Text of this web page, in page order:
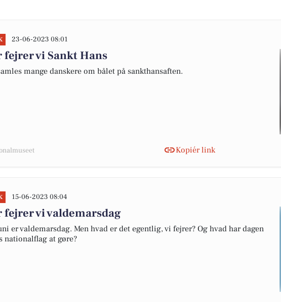
23-06-2023 08:01
vi Sankt Hans
mange danskere om bålet på sankthansaften.
Kopiér link
15-06-2023 08:04
vi valdemarsdag
er valdemarsdag. Men hvad er det egentlig, vi fejrer? Og hvad har dagen
nationalflag at gøre?